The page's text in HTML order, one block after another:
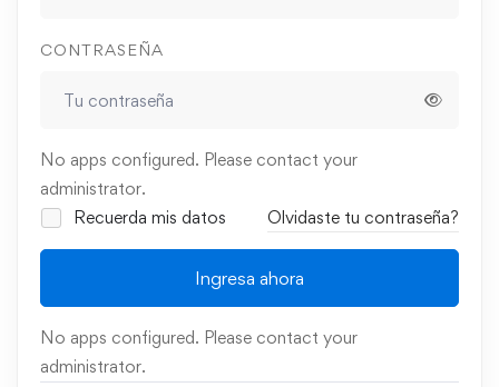
CONTRASEÑA
No apps configured. Please contact your
administrator.
Recuerda mis datos
Olvidaste tu contraseña?
Ingresa ahora
No apps configured. Please contact your
administrator.